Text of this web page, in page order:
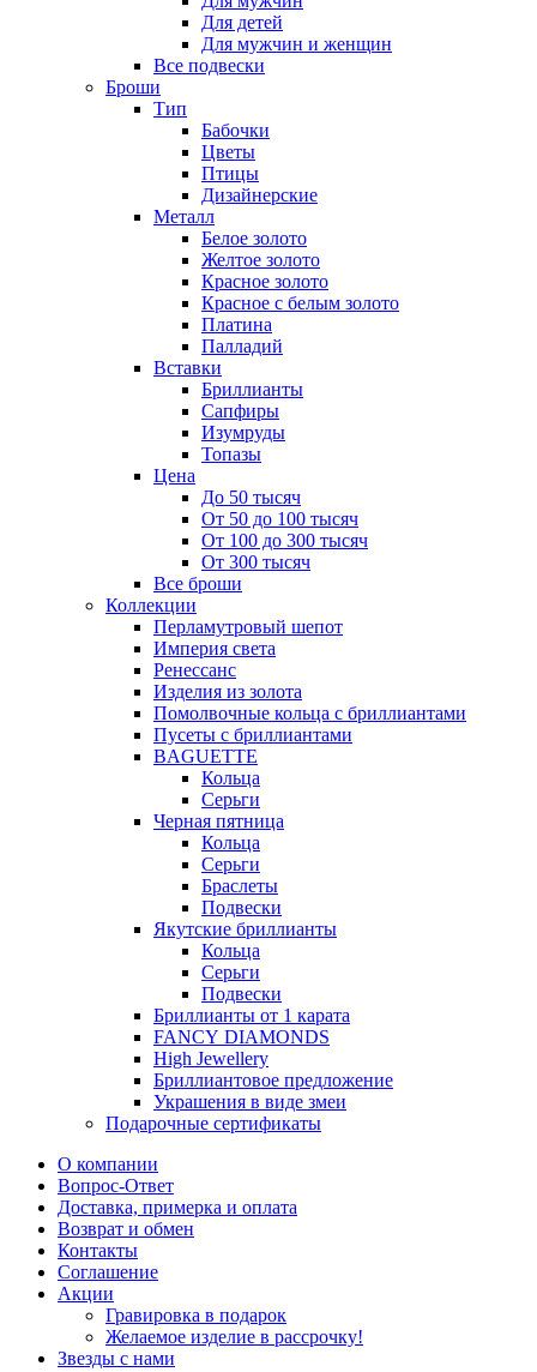
Для детей
Для мужчин и женщин
Все подвески
Броши
Тип
Бабочки
Цветы
Птицы
Дизайнерские
Металл
Белое золото
Желтое золото
Красное золото
Красное с белым золото
Платина
Палладий
Вставки
Бриллианты
Сапфиры
Изумруды
Топазы
Цена
До 50 тысяч
От 50 до 100 тысяч
От 100 до 300 тысяч
От 300 тысяч
Все броши
Коллекции
Перламутровый шепот
Империя света
Ренессанс
Изделия из золота
Помолвочные кольца с бриллиантами
Пусеты с бриллиантами
BAGUETTE
Кольца
Серьги
Черная пятница
Кольца
Серьги
Браслеты
Подвески
Якутские бриллианты
Кольца
Серьги
Подвески
Бриллианты от 1 карата
FANCY DIAMONDS
High Jewellery
Бриллиантовое предложение
Украшения в виде змеи
Подарочные сертификаты
О компании
Вопрос-Ответ
Доставка, примерка и оплата
Возврат и обмен
Контакты
Соглашение
Акции
Гравировка в подарок
Желаемое изделие в рассрочку!
Звезды с нами